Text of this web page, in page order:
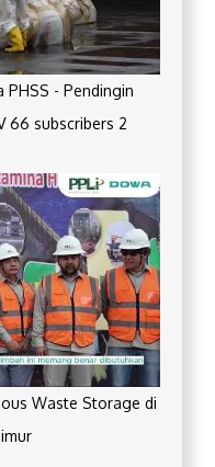
PHSS - Pendingin
66 subscribers 2
Waste Storage di